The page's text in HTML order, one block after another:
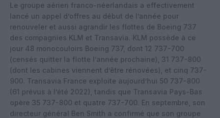
Le groupe aérien franco-néerlandais a effectivement
lancé un appel d’offres au début de l’année pour
renouveler et aussi agrandir les flottes de Boeing 737
des compagnies KLM et Transavia. KLM possède à ce
jour 48 monocouloirs Boeing 737, dont 12 737-700
(censés quitter la flotte l’année prochaine), 31 737-800
(dont les cabines viennent d’être rénovées), et cinq 737-
900. Transavia France exploite aujourd’hui 50 737-800
(61 prévus à l’été 2022), tandis que Transavia Pays-Bas
opère 35 737-800 et quatre 737-700. En septembre, son
directeur général Ben Smith a confirmé que son groupe